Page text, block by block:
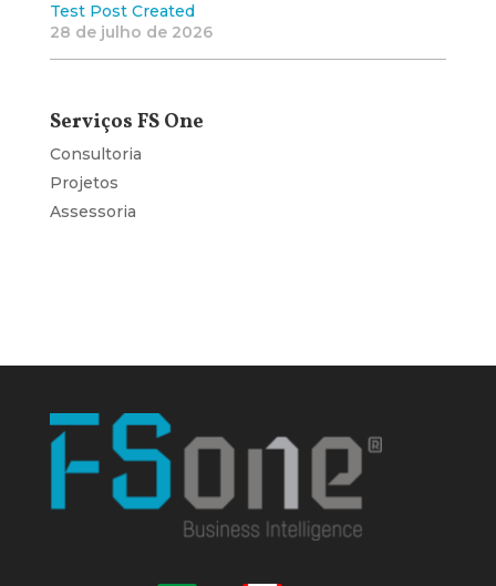
Test Post Created
28 de julho de 2026
Serviços FS One
Consultoria
Projetos
Assessoria